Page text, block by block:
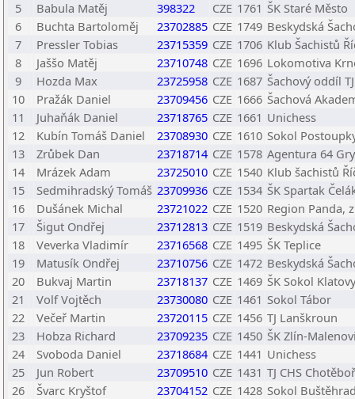
5
Babula Matěj 398322 CZE 1761 ŠK Staré Město
6
Buchta Bartoloměj 23702885 CZE 1749 Beskydská
7
Pressler Tobias 23715359 CZE 1706 Klub Šachistů
8
Jaššo Matěj 23710748 CZE 1696 Lokomotiva
9
Hozda Max 23725958 CZE 1687 Šachový oddíl
10
Pražák Daniel 23709456 CZE 1666 Šachová
11
Juhaňák Daniel 23718765 CZE 1661 Unichess
12
Kubín Tomáš Daniel 23708930 CZE 1610 Sokol
13
Zrůbek Dan 23718714 CZE 1578 Agentura 64
14
Mrázek Adam 23725010 CZE 1540 Klub šachistů
15
Sedmihradský Tomáš 23709936 CZE 1534 ŠK Spartak
16
Dušánek Michal 23721022 CZE 1520 Region Panda,
17
Šigut Ondřej 23712813 CZE 1519 Beskydská
18
Veverka Vladimír 23716568 CZE 1495 ŠK Teplice
19
Matusík Ondřej 23710756 CZE 1472 Beskydská
20
Bukvaj Martin 23718137 CZE 1469 ŠK Sokol Klatovy
21
Volf Vojtěch 23730080 CZE 1461 Sokol Tábor
22
Večeř Martin 23720115 CZE 1456 TJ Lanškroun
23
Hobza Richard 23709235 CZE 1450 ŠK Zlín-
24
Svoboda Daniel 23718684 CZE 1441 Unichess
25
Jun Robert 23709510 CZE 1431 TJ CHS Chotěboř
26
Švarc Kryštof 23704152 CZE 1428 Sokol